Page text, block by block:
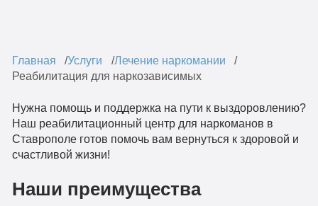
Главная Услуги
Лечение наркомании
Реабилитация для наркозависимых
Нужна помощь и поддержка на пути к выздоровлению?
Наш реабилитационный центр для наркоманов в
Ставрополе готов помочь вам вернуться к здоровой и
счастливой жизни!
Наши преимущества